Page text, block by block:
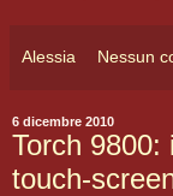
Alessia Nessun
6 dicembre 2010
Torch 9800:
touch-